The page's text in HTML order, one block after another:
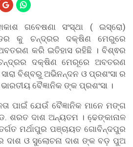
ଗବେଷଣା ସଂସ୍ଥା ( ଇସ୍ରୋ)
କୁ ଚନ୍ଦ୍ରର ଦକ୍ଷିଣ ମେରୁରେ
କରି ଇତିହାସ ରହିଛି । ବିଶ୍ଵର
ଦକ୍ଷିଣ ମେରୂରେ ଅବତରଣ
ବିଶ୍ବରୁ ଅଭିନନ୍ଦନ ଓ ପ୍ରଶଂସା ର
ବୈଜ୍ଞାନିକ ଙ୍କ ପ୍ରଶଂସା ।
ପାଇଁ ଯେଉଁ ବୈଜ୍ଞାନିକ ମାନେ ମଙ୍ଗ
ଶରତ ଦାଶ ଅନ୍ୟତମ । ଢେ଼ଙ୍କାନାଳ
ମର୍ଥାପୁର ପଞ୍ଚାୟତ ଗୋବିନ୍ଦପୁର
ଦାଶ ଓ ସୁଲୋଚନା ଦାଶ ଙ୍କ ବଡ଼ ପୁଅ